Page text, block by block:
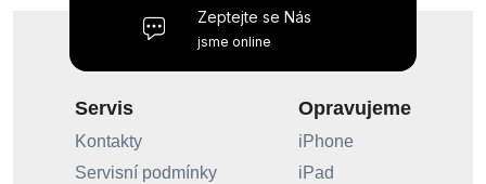
Zeptejte se Nás
jsme online
Servis
Kontakty
Servisní podmínky
Opravujeme
iPhone
iPad